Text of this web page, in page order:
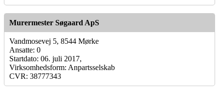
Murermester Søgaard ApS
Vandmosevej 5, 8544 Mørke
Ansatte: 0
Startdato: 06. juli 2017,
Virksomhedsform: Anpartsselskab
CVR: 38777343